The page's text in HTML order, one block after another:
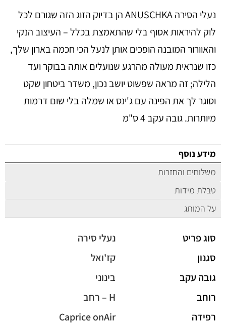
נעלי הסירה ANUSCHKA הן בדיוק הזוג הזה שגורם לכל
לוק להיראות אסוף בלי שהתאמצת בכלל – העיצוב הנקי
והאוורור המובנה הופכים אותן לנעל הכי חכמה בארון שלך,
כזו שנראית מעולה מהרגע שנועלים אותה בבוקר ועד
הלילה; זה מראה שפשוט יושב נכון, משדר ביטחון שקט
וסוגר לך את הפינה עם ג'ינס או שמלה בלי שום דרמות
מיותרות. גובה עקב 4 ס"מ
מידע נוסף
משלוחים והחזרות
טבלת מידות
על המותג
סוג פריט
נעלי סירה
סגנון
קז'ואל
גובה עקב
בינוני
רוחב
H – רחב
רפידה
Caprice onAir